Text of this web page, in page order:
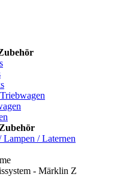
Lampen / Laternen
- Märklin Z